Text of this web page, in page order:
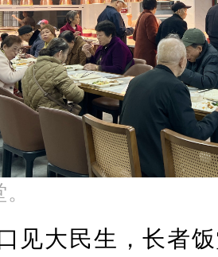
见大民生，长者